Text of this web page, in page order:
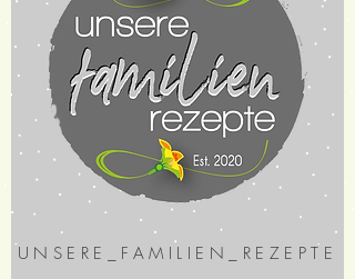
UNSERE_FAMILIEN_REZEPTE